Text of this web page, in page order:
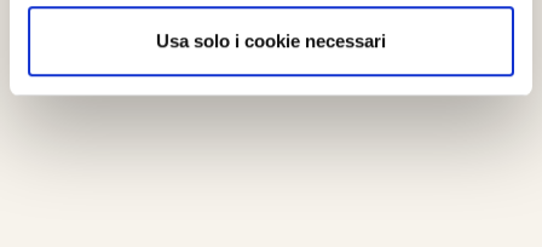
Usa solo i cookie necessari